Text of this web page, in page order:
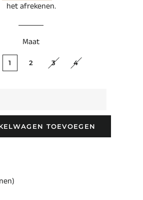
het afrekenen.
Maat
1 2 3 4
TOEVOEGEN